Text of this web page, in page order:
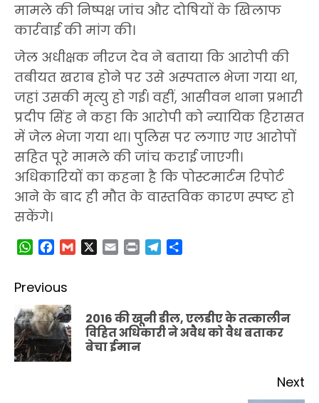
मामले की निष्पक्ष जांच और दोषियों के खिलाफ
कार्रवाई की मांग की।
जेल अधीक्षक नीरज देव ने बताया कि आरोपी की
तबीयत खराब होने पर उसे अस्पताल भेजा गया था,
जहां उसकी मृत्यु हो गई। वहीं, आसीवन थाना प्रभारी
प्रदीप सिंह ने कहा कि आरोपी को न्यायिक हिरासत
में जेल भेजा गया था। पुलिस पर लगाए गए आरोपों
सहित पूरे मामले की जांच कराई जाएगी।
अधिकारियों का कहना है कि पोस्टमार्टम रिपोर्ट
आने के बाद ही मौत के वास्तविक कारण स्पष्ट हो
सकेंगे।
WhatsApp
Facebook
Gmail EmailPrint Telegram
Post
navigation
Previous
2016 की खूनी डील, एलडीए के तत्कालीन
विहित अधिकारी ने अवैध को वैध बताकर
बेचा ईमान
Next